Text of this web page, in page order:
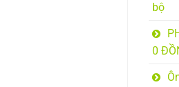
bộ
0